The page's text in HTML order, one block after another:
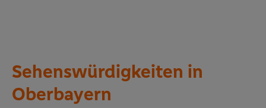
Sehenswürdigkeiten in
Oberbayern